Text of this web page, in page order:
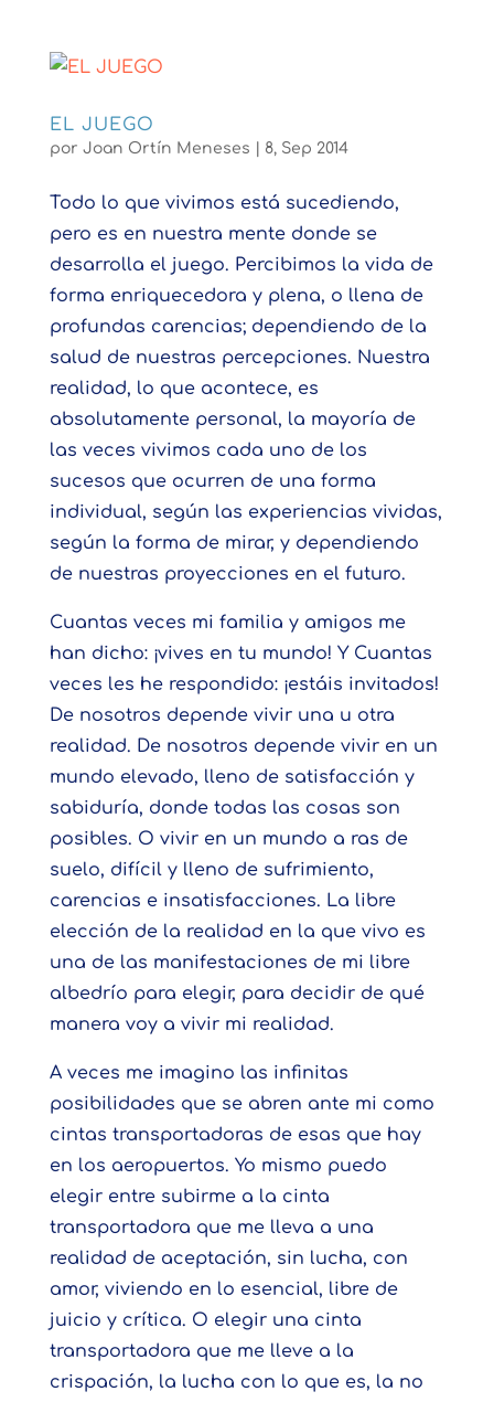
EL JUEGO
por Joan Ortín Meneses 8, Sep 2014
Todo lo que vivimos está sucediendo,
pero es en nuestra mente donde se
desarrolla el juego. Percibimos la vida de
forma enriquecedora y plena, o llena de
profundas carencias; dependiendo de la
salud de nuestras percepciones. Nuestra
realidad, lo que acontece, es
absolutamente personal, la mayoría de
las veces vivimos cada uno de los
sucesos que ocurren de una forma
individual, según las experiencias vividas,
según la forma de mirar, y dependiendo
de nuestras proyecciones en el futuro.
Cuantas veces mi familia y amigos me
han dicho: ¡vives en tu mundo! Y Cuantas
veces les he respondido: ¡estáis invitados!
De nosotros depende vivir una u otra
realidad. De nosotros depende vivir en un
mundo elevado, lleno de satisfacción y
sabiduría, donde todas las cosas son
posibles. O vivir en un mundo a ras de
suelo, difícil y lleno de sufrimiento,
carencias e insatisfacciones. La libre
elección de la realidad en la que vivo es
una de las manifestaciones de mi libre
albedrío para elegir, para decidir de qué
manera voy a vivir mi realidad.
A veces me imagino las infinitas
posibilidades que se abren ante mi como
cintas transportadoras de esas que hay
en los aeropuertos. Yo mismo puedo
elegir entre subirme a la cinta
transportadora que me lleva a una
realidad de aceptación, sin lucha, con
amor, viviendo en lo esencial, libre de
juicio y crítica. O elegir una cinta
transportadora que me lleve a la
crispación, la lucha con lo que es, la no